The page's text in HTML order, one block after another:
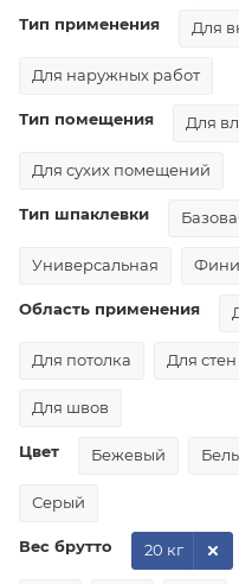
Тип применения Для
Для наружных работ
Тип помещения Для
Для сухих помещений
Тип шпаклевки
Универсальная
Область применения
Для потолка Для стен
Для швов
Цвет Бежевый
Серый
Вес брутто 20 кг